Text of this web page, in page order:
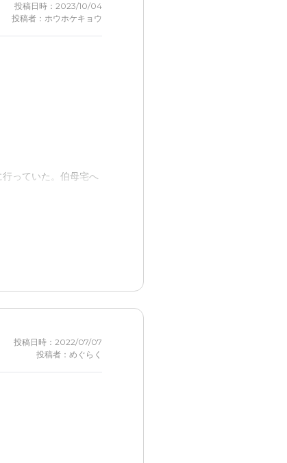
。
ぶ無いと入居出来な
投稿日時：2023/10/04
投稿者：ホウホケキョウ
っていた。伯母宅へ
進行してからも、親
投稿日時：2022/07/07
投稿者：めぐらく